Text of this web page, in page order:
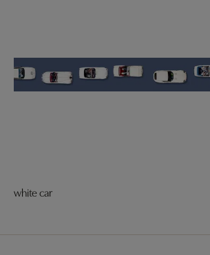
white car